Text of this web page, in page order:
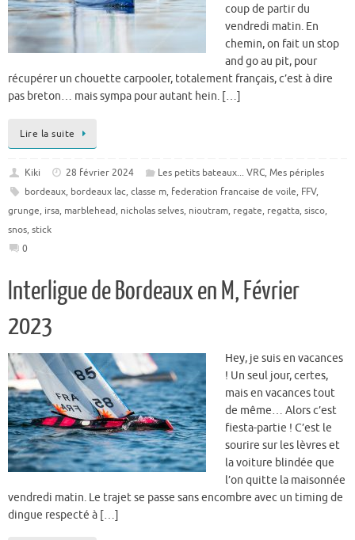
coup de partir du
vendredi matin. En
chemin, on fait un stop
and go au pit, pour
récupérer un chouette carpooler, totalement français, c’est à dire
pas breton… mais sympa pour autant hein. […]
Lire la suite
Kiki 28 février 2024 Les petits bateaux... VRC, Mes périples
bordeaux, bordeaux lac, classe m, federation francaise de voile, FFV,
grunge, irsa, marblehead, nicholas selves, nioutram, regate, regatta, sisco,
snos, stick
0
Interligue de Bordeaux en M, Février
2023
Hey, je suis en vacances
! Un seul jour, certes,
mais en vacances tout
de même… Alors c’est
fiesta-partie ! C’est le
sourire sur les lèvres et
la voiture blindée que
l’on quitte la maisonnée
vendredi matin. Le trajet se passe sans encombre avec un timing de
dingue respecté à […]